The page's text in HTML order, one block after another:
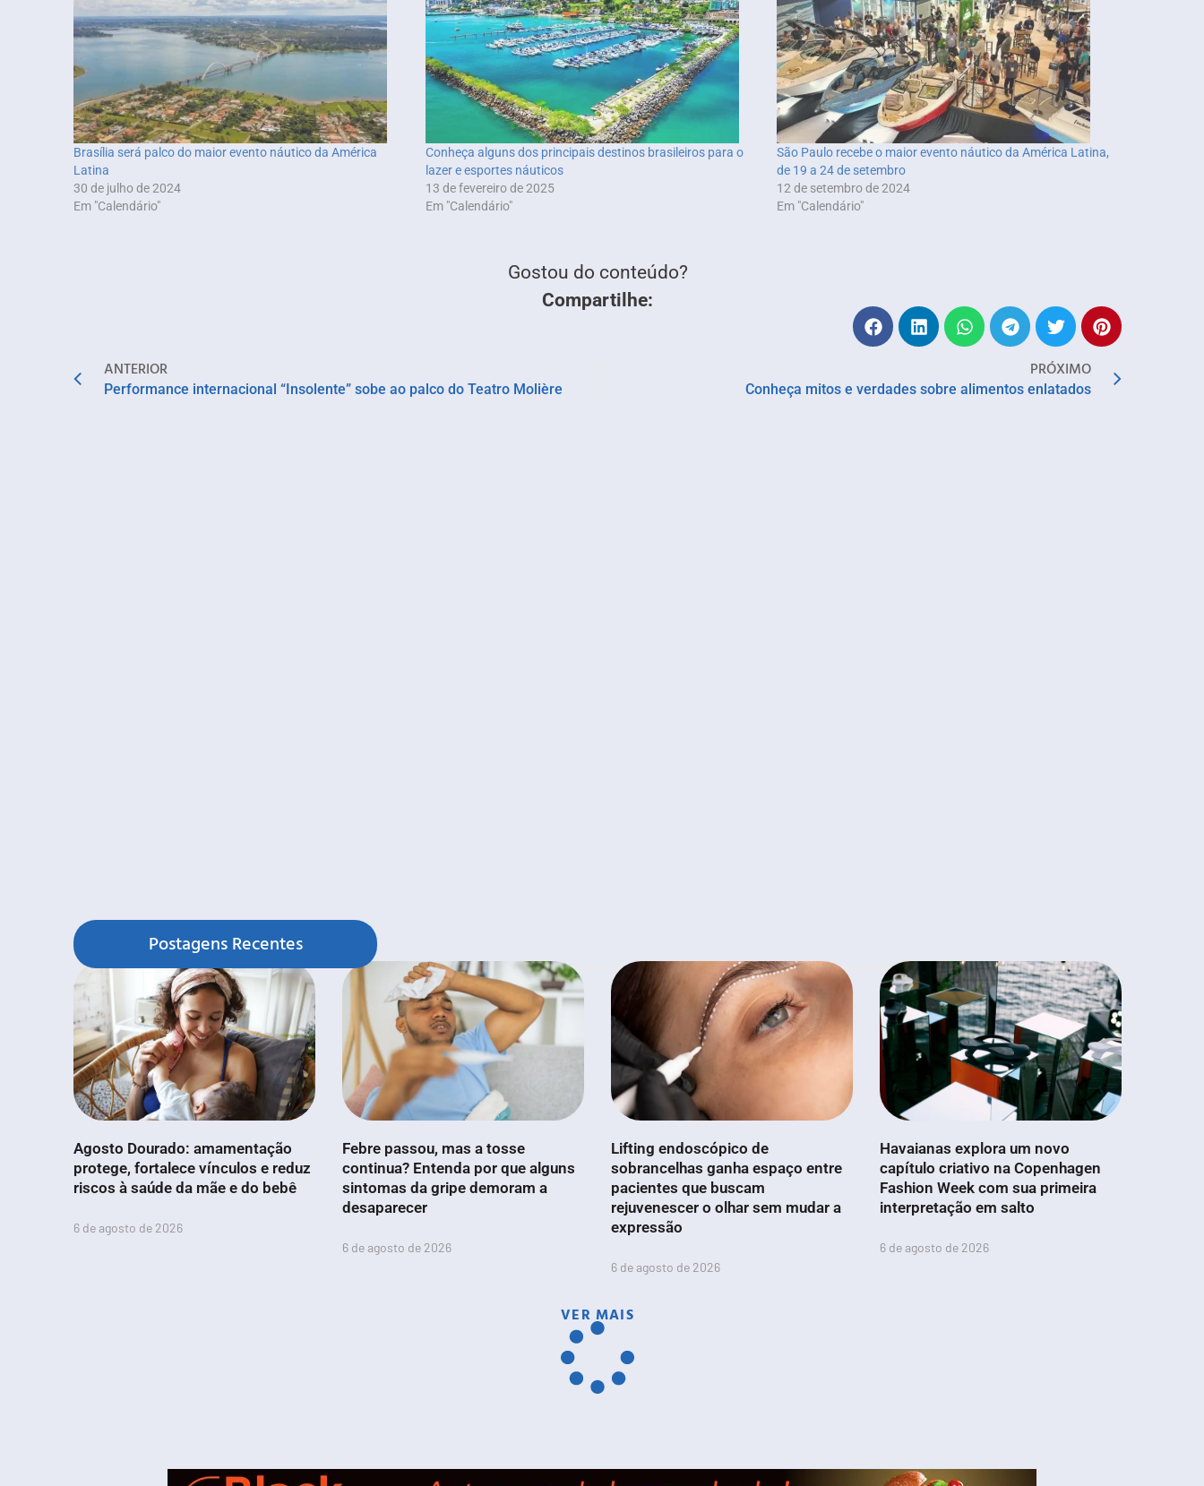
Brasília será palco do maior evento náutico da América
Latina
30 de julho de 2024
Em "Calendário"
Conheça alguns dos principais destinos brasileiros para o
lazer e esportes náuticos
13 de fevereiro de 2025
Em "Calendário"
São Paulo recebe o maior evento náutico da América Latina,
de 19 a 24 de setembro
12 de setembro de 2024
Em "Calendário"
Gostou do conteúdo?
Compartilhe:
ANTERIOR
Performance internacional “Insolente” sobe ao palco do Teatro Molière
PRÓXIMO
Conheça mitos e verdades sobre alimentos enlatados
Postagens Recentes
Agosto Dourado: amamentação
protege, fortalece vínculos e reduz
riscos à saúde da mãe e do bebê
6 de agosto de 2026
Febre passou, mas a tosse
continua? Entenda por que alguns
sintomas da gripe demoram a
desaparecer
6 de agosto de 2026
Lifting endoscópico de
sobrancelhas ganha espaço entre
pacientes que buscam
rejuvenescer o olhar sem mudar a
expressão
6 de agosto de 2026
Havaianas explora um novo
capítulo criativo na Copenhagen
Fashion Week com sua primeira
interpretação em salto
6 de agosto de 2026
VER MAIS